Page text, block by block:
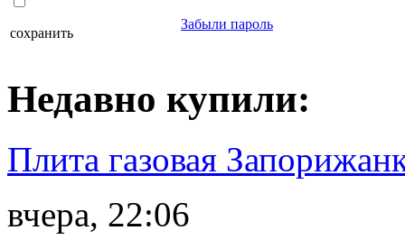
сохранить
Забыли пароль
Недавно купили:
Плита газовая
вчера, 22:06